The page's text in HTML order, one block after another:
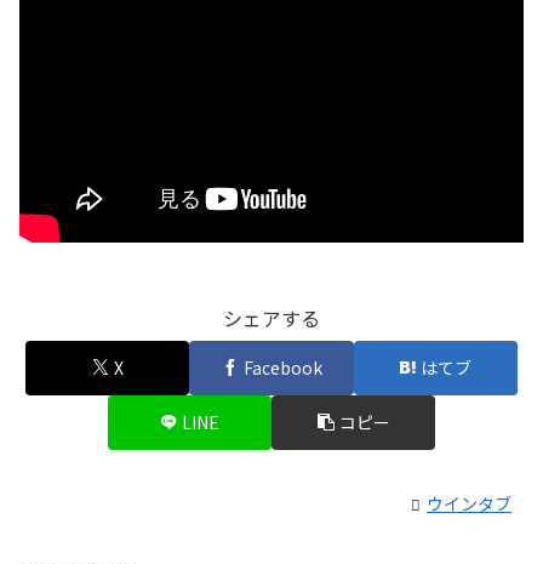
シェアする
X Facebook はてブ
LINE コピー
ウインタブ